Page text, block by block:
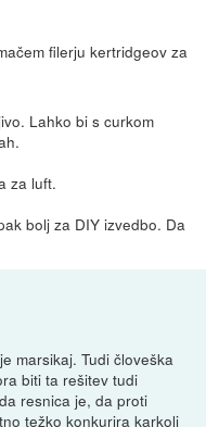
filerju kertridgeov za
Lahko bi s curkom
za luft.
bolj za DIY izvedbo. Da
marsikaj. Tudi človeška
biti ta rešitev tudi
resnica je, da proti
težko konkurira karkoli